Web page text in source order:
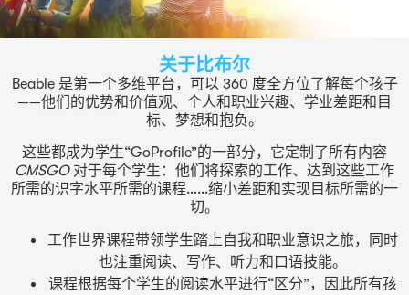
关于比布尔
Beable 是第一个多维平台，可以 360 度全方位了解每个孩子
——他们的优势和价值观、个人和职业兴趣、学业差距和目
标、梦想和抱负。
这些都成为学生“GoProfile”的一部分，它定制了所有内容
CMSGO对于每个学生：他们将探索的工作、达到这些工作
所需的识字水平所需的课程……缩小差距和实现目标所需的一
切。
工作世界课程带领学生踏上自我和职业意识之旅，同时
也注重阅读、写作、听力和口语技能。
课程根据每个学生的阅读水平进行“区分”，因此所有孩